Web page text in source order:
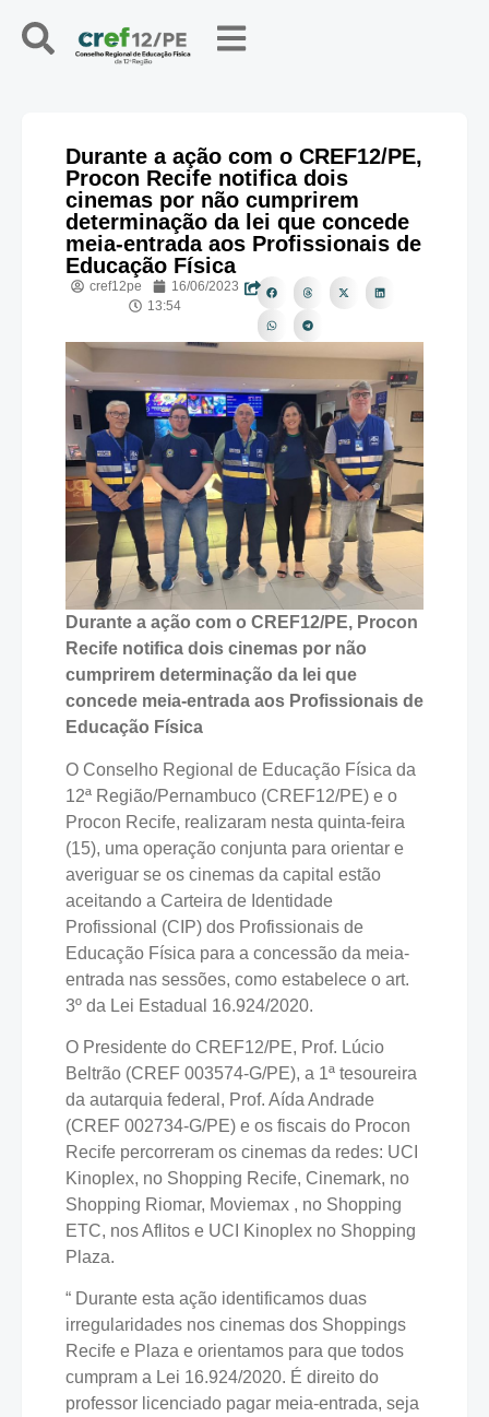
Durante a ação com o CREF12/PE,
Procon Recife notifica dois
cinemas por não cumprirem
determinação da lei que concede
meia-entrada aos Profissionais de
Educação Física
cref12pe
16/06/2023
13:54
Durante a ação com o CREF12/PE, Procon
Recife notifica dois cinemas por não
cumprirem determinação da lei que
concede meia-entrada aos Profissionais de
Educação Física
O Conselho Regional de Educação Física da
12ª Região/Pernambuco (CREF12/PE) e o
Procon Recife, realizaram nesta quinta-feira
(15), uma operação conjunta para orientar e
averiguar se os cinemas da capital estão
aceitando a Carteira de Identidade
Profissional (CIP) dos Profissionais de
Educação Física para a concessão da meia-
entrada nas sessões, como estabelece o art.
3º da Lei Estadual 16.924/2020.
O Presidente do CREF12/PE, Prof. Lúcio
Beltrão (CREF 003574-G/PE), a 1ª tesoureira
da autarquia federal, Prof. Aída Andrade
(CREF 002734-G/PE) e os fiscais do Procon
Recife percorreram os cinemas da redes: UCI
Kinoplex, no Shopping Recife, Cinemark, no
Shopping Riomar, Moviemax , no Shopping
ETC, nos Aflitos e UCI Kinoplex no Shopping
Plaza.
“ Durante esta ação identificamos duas
irregularidades nos cinemas dos Shoppings
Recife e Plaza e orientamos para que todos
cumpram a Lei 16.924/2020. É direito do
professor licenciado pagar meia-entrada, seja